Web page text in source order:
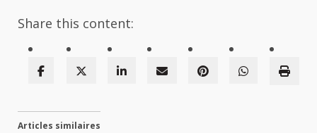
Share this content:
Articles similaires